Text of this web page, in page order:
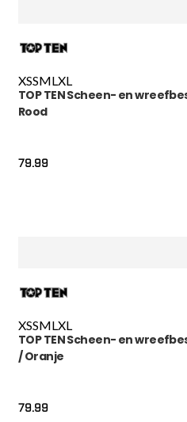
XSSMLXL
TOP TEN Scheen- en
Rood
79.99
XSSML XL
TOP TEN Scheen- en
/ Oranje
79.99